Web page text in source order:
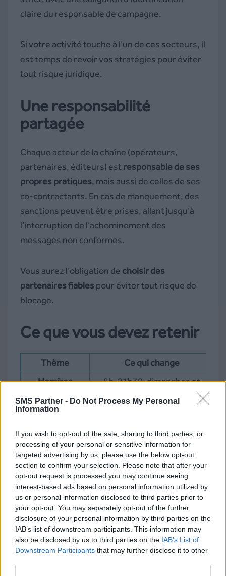
SMS Partner - Do Not Process My Personal
Information
If you wish to opt-out of the sale, sharing to third parties, or
processing of your personal or sensitive information for
targeted advertising by us, please use the below opt-out
section to confirm your selection. Please note that after your
opt-out request is processed you may continue seeing
interest-based ads based on personal information utilized by
us or personal information disclosed to third parties prior to
your opt-out. You may separately opt-out of the further
disclosure of your personal information by third parties on the
IAB’s list of downstream participants. This information may
also be disclosed by us to third parties on the IAB’s List of
Downstream Participants that may further disclose it to other
claire du responsable de campagne.
Si votre activité touche à l’un de ces secteurs, il
est temps de revoir vos stratégies pour éviter
tout risque juridique.
Une responsabilité
partagée
Chaque acteur de la chaîne (opérateurs,
partenaires, éditeurs) est responsable de ses
propres pratiques, mais aussi de celles de ses
co-contractants. En cas de manquement, des
sanctions peuvent être prises, allant jusqu’à
l’interruption de l’acheminement des
messages non conformes.
Vous aurez l’obligation de choisir des
partenaires fiablespour éviter tout risque de
blocage.
Ce que vous devez retenir
Thème
Ce qui change
Horaires
8h-21h30, dimanches et
jours fériés tolérés (non
recommandés)
RCS
Désinscription
STOP, URL ou bouton RCS –
traitement immédiat
OADC
11 caractères max,
alphanumériques,
identification claire
Secteurs
sensibles
Interdiction CBD, contenus
adultes, jeux non régulés
Responsabilité
Chaque acteur responsable